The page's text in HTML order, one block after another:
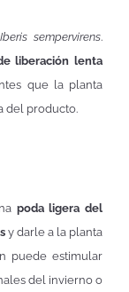
Iberis sempervirens.
liberación lenta
que la planta
del producto.
poda ligera del
y darle a la planta
puede estimular
del invierno o